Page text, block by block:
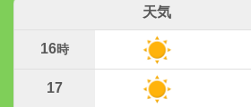
天気
16時
17